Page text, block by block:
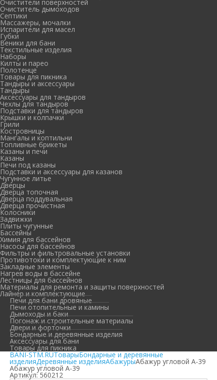
Очистители поверхностей
Очиститель дымоходов
Септики
Массажеры, мочалки
Испарители для масел
Губки
Веники для бани
Текстильные изделия
Наборы
Килты и парео
Полотенце
Товары для пикника
Тандыры и аксессуары
Тандыры
Аксессуары для тандыров
Чехлы для тандыров
Подставки для тандыров
Крышки и колпачки
Грили
Костровницы
Мангалы и коптильни
Топливные брикеты
Казаны и печи
Казаны
Печи под казаны
Подставки и аксессуары для казанов
Чугунное литье
Дверцы
Дверца топочная
Дверца поддувальная
Дверца прочистная
Колосники
Задвижки
Плиты чугунные
Бассейны
Химия для бассейнов
Насосы для бассейнов
Фильтры и фильтровальные установки
Противотоки и комплектующие к ним
Закладные элементы
Нагрев воды в бассейне
Лестницы для бассейнов
Материалы для ремонта и защиты поверхностей
Лайнер и комплектующие
Печи для бани дровяные
Печи отопительные и камины
Дымоходы и баки
Погонаж и строительные материалы
Двери и форточки
Бондарные и деревянные изделия
Аксессуары для бани
Товары для пикника
BANI-STM.RUТоварыБондарные и деревянные
изделияДеревянные изделияАбажурыАбажур угловой А-39
Абажур угловой А-39
Артикул:560212